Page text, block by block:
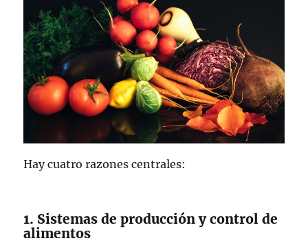
Hay cuatro razones centrales:
1. Sistemas de producción y control de
alimentos